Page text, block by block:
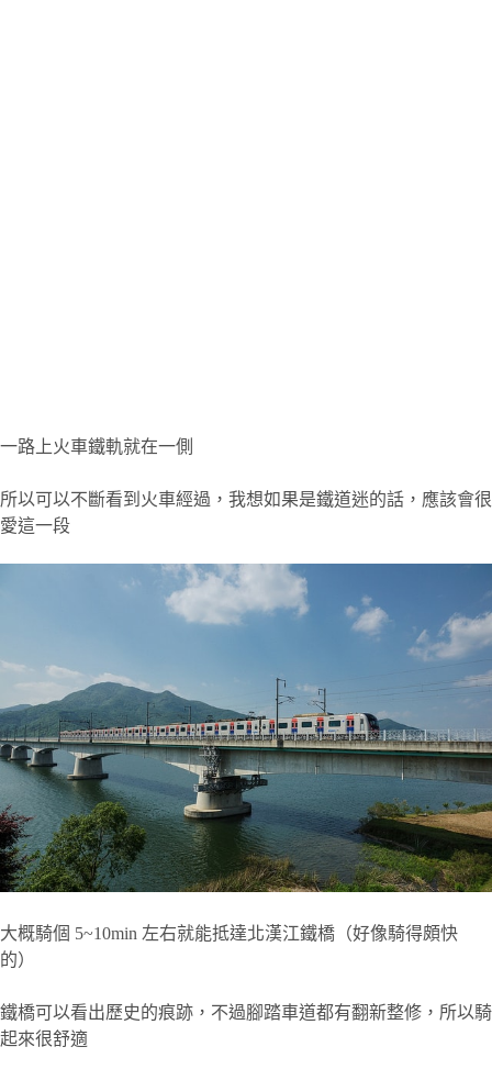
一路上火車鐵軌就在一側
所以可以不斷看到火車經過，我想如果是鐵道迷的話，應該會很
愛這一段
大概騎個 5~10min 左右就能抵達北漢江鐵橋（好像騎得頗快
的）
鐵橋可以看出歷史的痕跡，不過腳踏車道都有翻新整修，所以騎
起來很舒適